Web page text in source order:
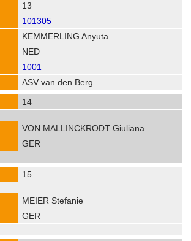
13
101305
KEMMERLING Anyuta
NED
1001
ASV van den Berg
14
VON MALLINCKRODT Giuliana
GER
15
MEIER Stefanie
GER